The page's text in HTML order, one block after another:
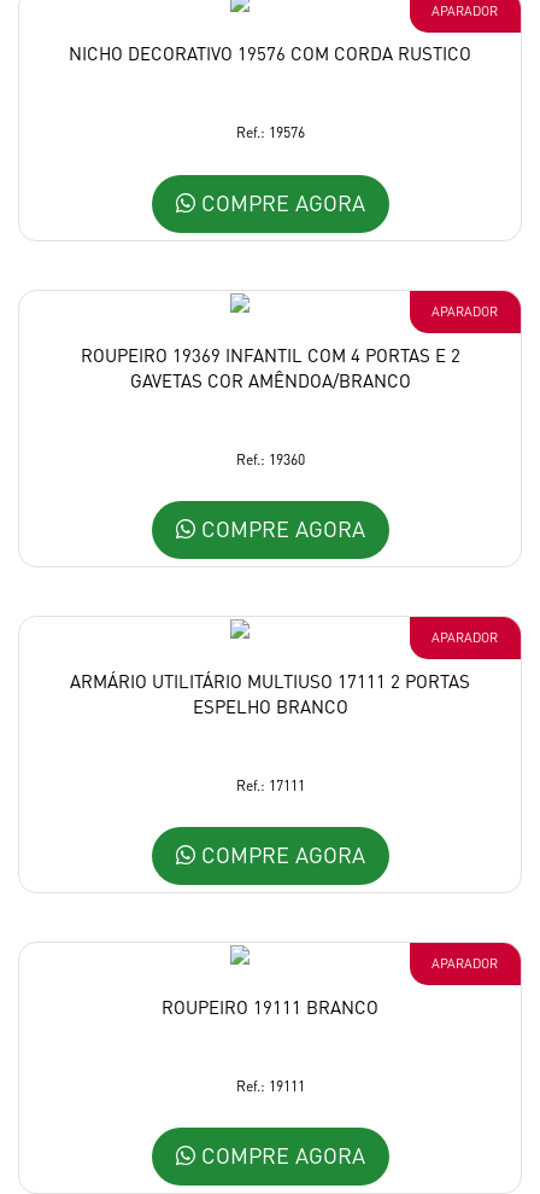
APARADOR
NICHO DECORATIVO 19576 COM CORDA RUSTICO
Ref.: 19576
COMPRE AGORA
APARADOR
ROUPEIRO 19369 INFANTIL COM 4 PORTAS E 2
GAVETAS COR AMÊNDOA/BRANCO
Ref.: 19360
COMPRE AGORA
APARADOR
ARMÁRIO UTILITÁRIO MULTIUSO 17111 2 PORTAS
ESPELHO BRANCO
Ref.: 17111
COMPRE AGORA
APARADOR
ROUPEIRO 19111 BRANCO
Ref.: 19111
COMPRE AGORA